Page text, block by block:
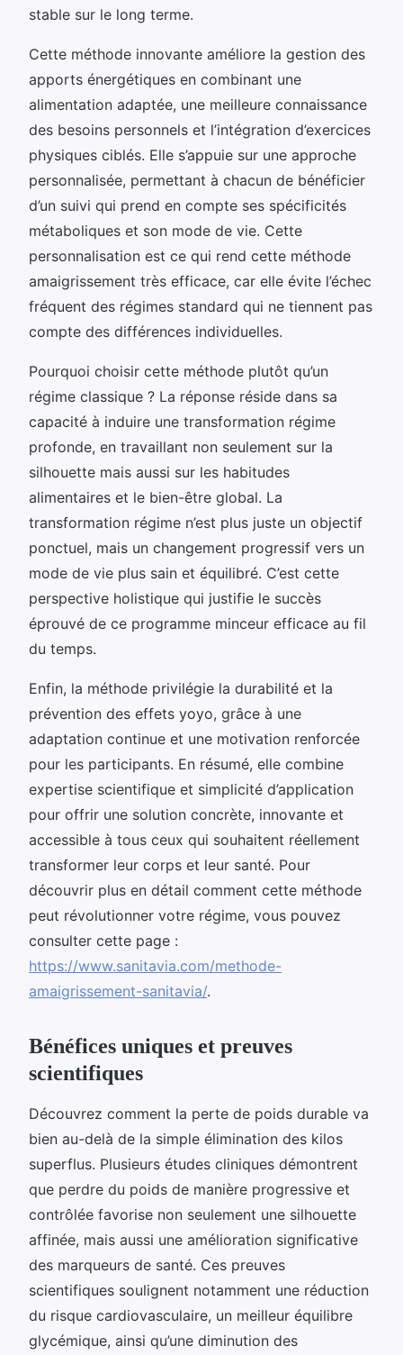
stable sur le long terme.
Cette méthode innovante améliore la gestion des
apports énergétiques en combinant une
alimentation adaptée, une meilleure connaissance
des besoins personnels et l’intégration d’exercices
physiques ciblés. Elle s’appuie sur une approche
personnalisée, permettant à chacun de bénéficier
d’un suivi qui prend en compte ses spécificités
métaboliques et son mode de vie. Cette
personnalisation est ce qui rend cette méthode
amaigrissement très efficace, car elle évite l’échec
fréquent des régimes standard qui ne tiennent pas
compte des différences individuelles.
Pourquoi choisir cette méthode plutôt qu’un
régime classique ? La réponse réside dans sa
capacité à induire une transformation régime
profonde, en travaillant non seulement sur la
silhouette mais aussi sur les habitudes
alimentaires et le bien-être global. La
transformation régime n’est plus juste un objectif
ponctuel, mais un changement progressif vers un
mode de vie plus sain et équilibré. C’est cette
perspective holistique qui justifie le succès
éprouvé de ce programme minceur efficace au fil
du temps.
Enfin, la méthode privilégie la durabilité et la
prévention des effets yoyo, grâce à une
adaptation continue et une motivation renforcée
pour les participants. En résumé, elle combine
expertise scientifique et simplicité d’application
pour offrir une solution concrète, innovante et
accessible à tous ceux qui souhaitent réellement
transformer leur corps et leur santé. Pour
découvrir plus en détail comment cette méthode
peut révolutionner votre régime, vous pouvez
consulter cette page :
https://www.sanitavia.com/methode-
amaigrissement-sanitavia/.
Bénéfices uniques et preuves
scientifiques
Découvrez comment la perte de poids durable va
bien au-delà de la simple élimination des kilos
superflus. Plusieurs études cliniques démontrent
que perdre du poids de manière progressive et
contrôlée favorise non seulement une silhouette
affinée, mais aussi une amélioration significative
des marqueurs de santé. Ces preuves
scientifiques soulignent notamment une réduction
du risque cardiovasculaire, un meilleur équilibre
glycémique, ainsi qu’une diminution des